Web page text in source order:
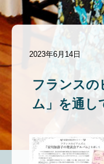
2023年6月14日
フランスの
ム」を通し